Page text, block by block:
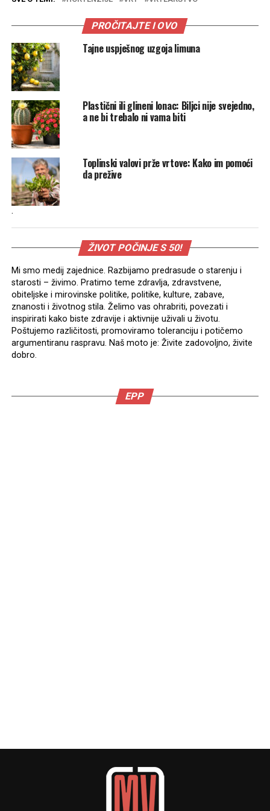
PROČITAJTE I OVO
Tajne uspješnog uzgoja limuna
Plastični ili glineni lonac: Biljci nije svejedno,
a ne bi trebalo ni vama biti
Toplinski valovi prže vrtove: Kako im pomoći
da prežive
.
ŽIVOT POČINJE S 50!
Mi smo medij zajednice. Razbijamo predrasude o starenju i
starosti – živimo. Pratimo teme zdravlja, zdravstvene,
obiteljske i mirovinske politike, politike, kulture, zabave,
znanosti i životnog stila. Želimo vas ohrabriti, povezati i
inspirirati kako biste zdravije i aktivnije uživali u životu.
Poštujemo različitosti, promoviramo toleranciju i potičemo
argumentiranu raspravu. Naš moto je: Živite zadovoljno, živite
dobro.
EPP